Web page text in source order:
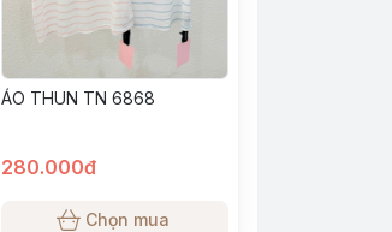
ÁO THUN TN 6868
280.000đ
Chọn mua